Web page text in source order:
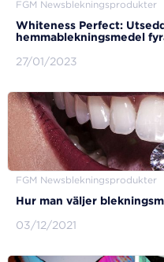
FGM News blekningsprodukter
Whiteness Perfect:
hemmablekningsmedel
27/01/2023
FGM News blekningsprodukter
Hur man väljer
03/12/2021